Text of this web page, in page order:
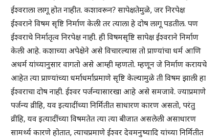
ईश्वराला लागू होत नाहीत. कशावरून? सापेक्षतेमुळे, जर निरपेक्ष
ईश्वराने विषम सृष्टि निर्माण केली तर त्याला हे दोष लागू पडतील. पण
ईश्वराचे निर्मातृत्व निरपेक्ष नाही. ही विषमसृष्टि सापेक्ष ईश्वराने निर्माण
केली आहे. कशाच्या अपेक्षेने असे विचारल्यास तो प्राण्यांचा धर्म आणि
अधर्म यांच्यानुसार वागतो असे आम्ही म्हणतो. म्हणून जे निर्माण करायचे
आहेत त्या प्राण्यांच्या धर्माधर्माप्रमाणे सृष्टि केल्यामुळे ती विषम झाली हा
ईश्वराचा दोष नाही. ईश्वर पर्जन्यासारखा आहे असे समजावे. ज्याप्रमाणे
पर्जन्य व्रीहि, यव इत्यादींच्या निर्मितीत साधारण कारण असतो, परंतु
व्रीहि, यव इत्यादींच्या विषमतेत त्या त्या बीजात असलेली असाधारण
सामर्थ्य कारणे होतात, त्याचप्रमाणे ईश्वर देवमनुष्यादि यांच्या निर्मितीत